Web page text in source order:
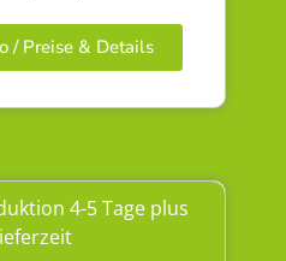
/ Preise & Details
4-5 Tage plus